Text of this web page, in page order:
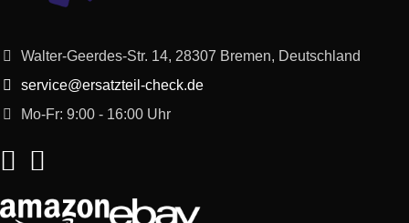
Walter-Geerdes-Str. 14, 28307 Bremen, Deutschland
service@ersatzteil-check.de
Mo-Fr: 9:00 - 16:00 Uhr